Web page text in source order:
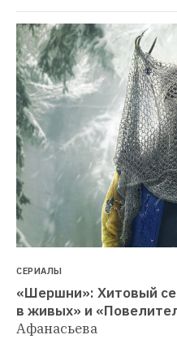
СЕРИАЛЫ
«Шершни»: Хитовый
в живых» и
Афанасьева